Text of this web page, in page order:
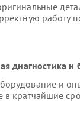
работу
диагностика
и
в кратчайшие